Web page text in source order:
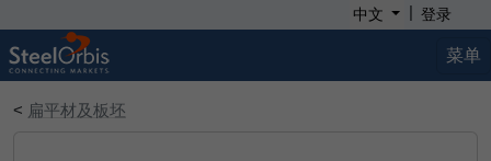
中文 | 登录
菜单
< 扁平材及板坯